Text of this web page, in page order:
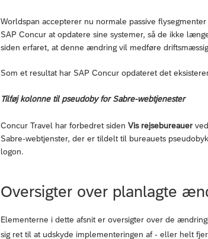
Worldspan accepterer nu normale passive
SAP Concur at opdatere sine systemer, så de ikke
siden erfaret, at denne ændring vil medføre
Som et resultat har SAP Concur opdateret det
Tilføj kolonne til pseudoby for Sabre-webtjenester
Concur Travel har forbedret siden Vis rejsebureauer
Sabre-webtjenster, der er tildelt til bureauets
logon.
Oversigter over planlagte
Elementerne i dette afsnit er oversigter over de
sig ret til at udskyde implementeringen af - eller helt